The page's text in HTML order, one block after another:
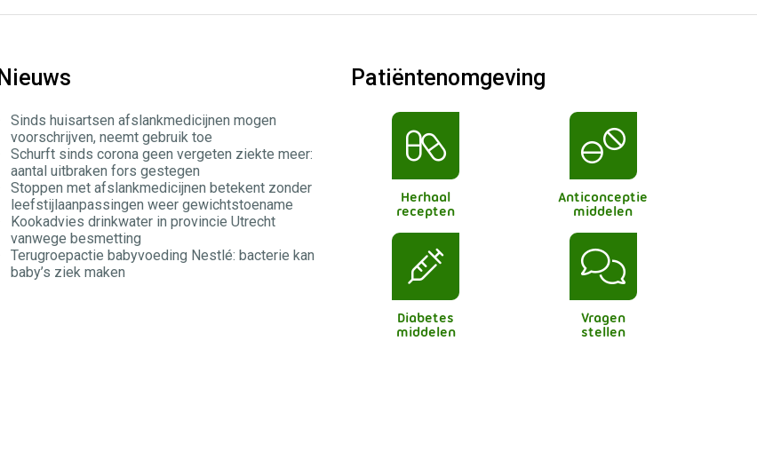
Nieuws
Sinds huisartsen afslankmedicijnen mogen
voorschrijven, neemt gebruik toe
Schurft sinds corona geen vergeten ziekte meer:
aantal uitbraken fors gestegen
Stoppen met afslankmedicijnen betekent zonder
leefstijlaanpassingen weer gewichtstoename
Kookadvies drinkwater in provincie Utrecht
vanwege besmetting
Terugroepactie babyvoeding Nestlé: bacterie kan
baby’s ziek maken
Patiëntenomgeving
Herhaal
recepten
Anticonceptie
middelen
Diabetes
middelen
Vragen
stellen